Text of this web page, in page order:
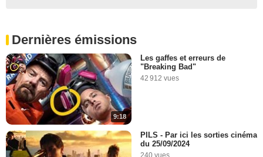
Dernières émissions
9:18
Les gaffes et erreurs de
"Breaking Bad"
42 912 vues
PILS - Par ici les sorties cinéma
du 25/09/2024
240 vues